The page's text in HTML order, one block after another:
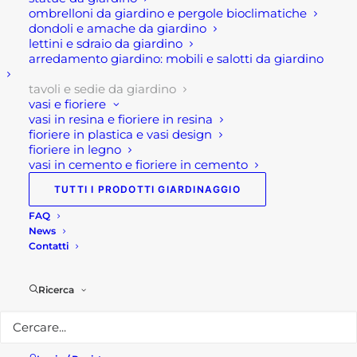
ombrelloni da giardino e pergole bioclimatiche
dondoli e amache da giardino
lettini e sdraio da giardino
arredamento giardino: mobili e salotti da giardino
tavoli e sedie da giardino
vasi e fioriere
vasi in resina e fioriere in resina
fioriere in plastica e vasi design
fioriere in legno
vasi in cemento e fioriere in cemento
TUTTI I PRODOTTI GIARDINAGGIO
FAQ
News
Contatti
Ricerca
alluminio, disponibile in quattro diverse colorazioni
antracite, bianco, tortora, taupe (marrone talpa).
Questo complemento di Arredo Giardino misura
nella versione estesa raggiunge anche i 300 cm;
per una altezza di 75 cm.
Inoltre, la struttura di questo tavolo allungabile da
esterno è completamente in alluminio verniciato
sempre in tonalità neutre che si intonano
perfettamente con tantissimi spazi, ambienti e
altri complementi d’arredo.
taupe 200/300 , è pratico robusto e leggero.
dello stesso, permettendo, ad ogni modo, un posto